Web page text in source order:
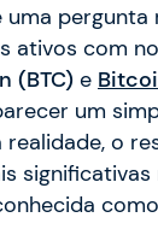
pergunta
ativos com
(BTC) e
um
o
como